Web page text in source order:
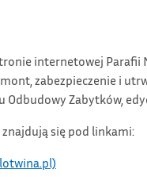
internetowej Parafii
zabezpieczenie i
Odbudowy Zabytków,
znajdują się pod linkami: